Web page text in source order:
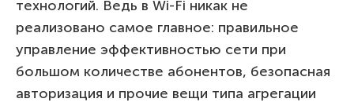
технологий. Ведь в Wi-Fi никак не
реализовано самое главное: правильное
управление эффективностью сети при
большом количестве абонентов, безопасная
авторизация и прочие вещи типа агрегации